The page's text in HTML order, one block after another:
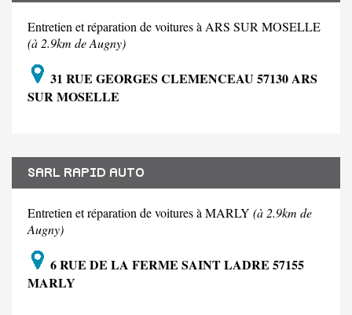
Entretien et réparation de voitures à ARS SUR MOSELLE
(à 2.9km de Augny)
31 RUE GEORGES CLEMENCEAU 57130 ARS
SUR MOSELLE
SARL RAPID AUTO
Entretien et réparation de voitures à MARLY (à 2.9km de
Augny)
6 RUE DE LA FERME SAINT LADRE 57155
MARLY